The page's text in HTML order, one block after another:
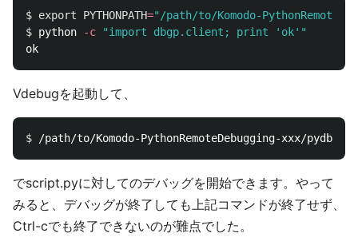
$ export PYTHONPATH="/path/to/Komodo-
$ python -c
"import dbgp.client; print 'ok'"
Vdebugを起動して、
$ /path/to/Komodo-PythonRemoteDebugging-xxx/pydbgp
でscript.pyに対してのデバッグを開始できます。やって
みると、デバッグが終了しても上記コマンドが終了せず、
Ctrl-cでも終了できないのが難点でした。